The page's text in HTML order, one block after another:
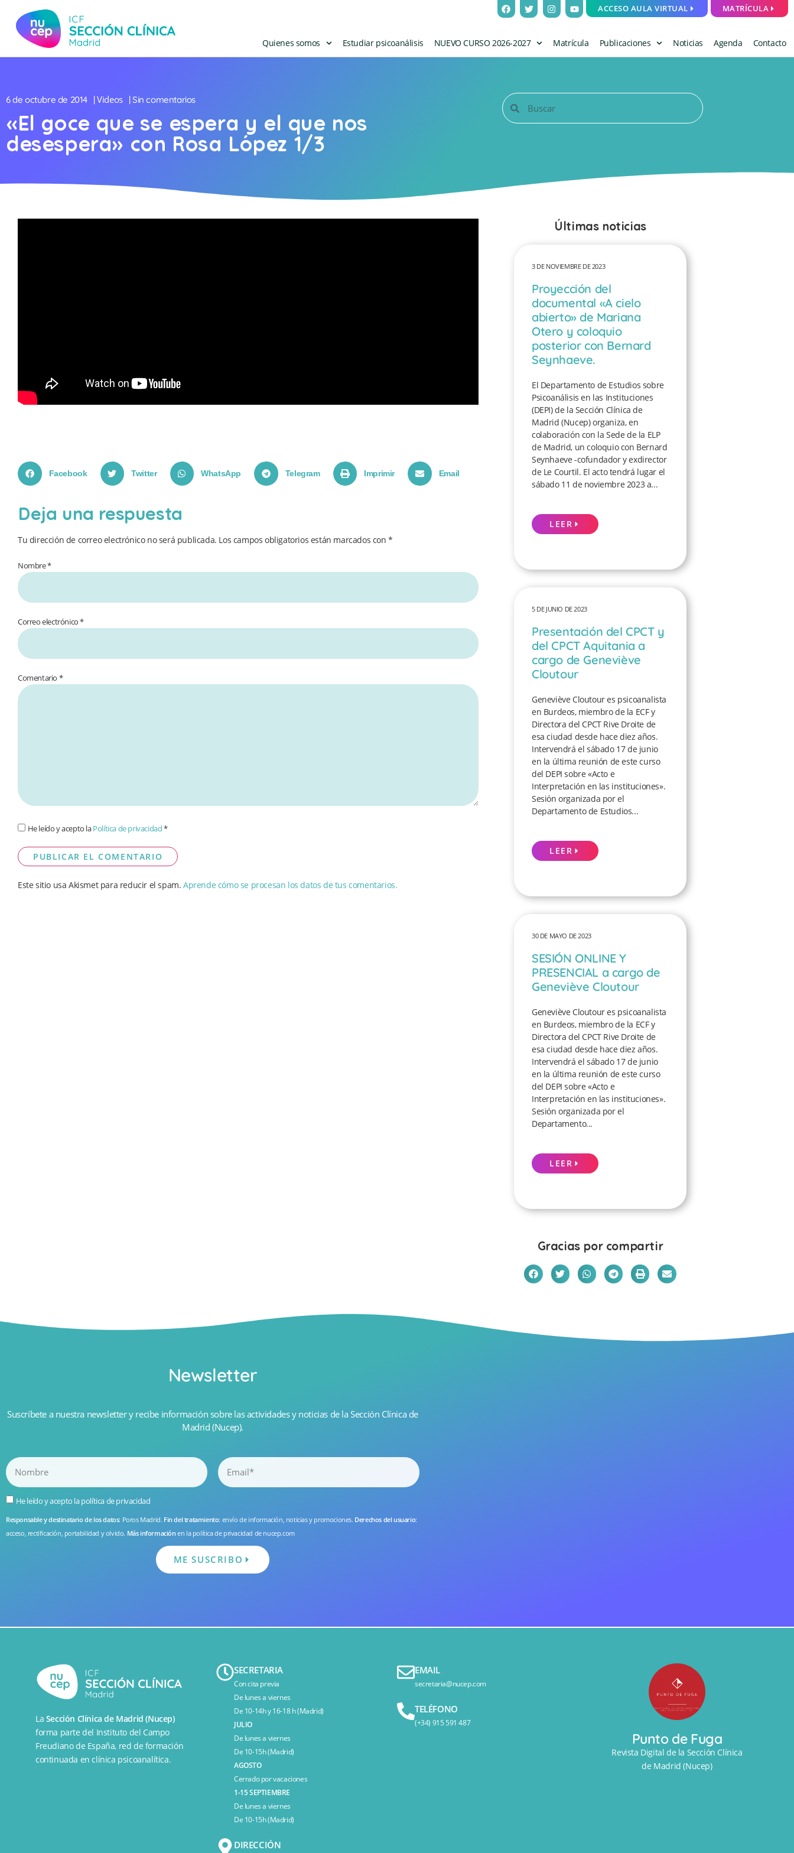
ACCESO AULA VIRTUAL MATRÍCULA
Quienes somos Estudiar psicoanálisis NUEVO CURSO 2026-2027 Matrícula Publicaciones Noticias Agenda Contacto
6 de octubre de 2014 |Videos | Sin comentarios
«El goce que se espera y el que nos
desespera» con Rosa López 1/3
Facebook Twitter WhatsApp Telegram Imprimir Email
Deja una respuesta
Tu dirección de correo electrónico no será publicada. Los campos obligatorios están marcados con*
Nombre *
Correo electrónico *
Comentario *
He leído y acepto laPolítica de privacidad*
Este sitio usa Akismet para reducir el spam.Aprende cómo se procesan los datos de tus comentarios.
Últimas noticias
3 DE NOVIEMBRE DE 2023
Proyección del
documental «A cielo
abierto» de Mariana
Otero y coloquio
posterior con Bernard
Seynhaeve.
El Departamento de Estudios sobre
Psicoanálisis en las Instituciones
(DEPI) de la Sección Clínica de
Madrid (Nucep) organiza, en
colaboración con la Sede de la ELP
de Madrid, un coloquio con Bernard
Seynhaeve -cofundador y exdirector
de Le Courtil. El acto tendrá lugar el
sábado 11 de noviembre 2023 a...
LEER
5 DE JUNIO DE 2023
Presentación del CPCT y
del CPCT Aquitania a
cargo de Geneviève
Cloutour
Geneviève Cloutour es psicoanalista
en Burdeos, miembro de la ECF y
Directora del CPCT Rive Droite de
esa ciudad desde hace diez años.
Intervendrá el sábado 17 de junio
en la última reunión de este curso
del DEPI sobre «Acto e
Interpretación en las instituciones».
Sesión organizada por el
Departamento de Estudios...
LEER
30 DE MAYO DE 2023
SESIÓN ONLINE Y
PRESENCIAL a cargo de
Geneviève Cloutour
Geneviève Cloutour es psicoanalista
en Burdeos, miembro de la ECF y
Directora del CPCT Rive Droite de
esa ciudad desde hace diez años.
Intervendrá el sábado 17 de junio
en la última reunión de este curso
del DEPI sobre «Acto e
Interpretación en las instituciones».
Sesión organizada por el
Departamento...
LEER
Gracias por compartir
Newsletter
Suscríbete a nuestra newsletter y recibe información sobre las actividades y noticias de la Sección Clínica de
Madrid (Nucep).
He leído y acepto lapolítica de privacidad
Responsable y destinatario de los datos: Poros Madrid. Fin del tratamiento: envío de información, noticias y promociones. Derechos del usuario:
acceso, rectificación, portabilidad y olvido. Más informaciónen la política de privacidad de nucep.com
ME SUSCRIBO
La Sección Clínica de Madrid (Nucep)
forma parte del Instituto del Campo
Freudiano de España, red de formación
continuada en clínica psicoanalítica.
SECRETARIA
Con cita previa
De lunes a viernes
De 10-14h y 16-18 h (Madrid)
JULIO
De lunes a viernes
De 10-15h (Madrid)
AGOSTO
Cerrado por vacaciones
1-15 SEPTIEMBRE
De lunes a viernes
De 10-15h (Madrid)
DIRECCIÓN
EMAIL
secretaria@nucep.com
TELÉFONO
(+34) 915 591 487
Punto de Fuga
Revista Digital de la Sección Clínica
de Madrid (Nucep)